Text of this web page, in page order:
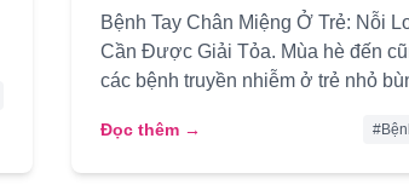
Bệnh Tay Chân Miệng Ở Trẻ: Nỗi
Cần Được Giải Tỏa. Mùa hè đến
các bệnh truyền nhiễm ở trẻ nhỏ
Đọc thêm → #